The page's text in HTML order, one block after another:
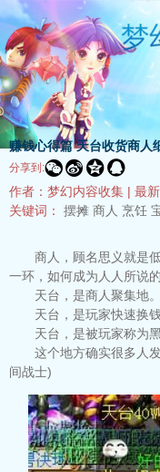
赚钱心得篇 天台收货商人
分享到: 
作者：梦幻内容收集 | 最
关键词： 摆摊 商人 烹饪
商人，顾名思义就是低
一环，如何成为人人所说
天台，是商人聚集地。
天台，是玩家快速换钱
天台，是被玩家称为黑
这个地方确实很多人发
间战士)